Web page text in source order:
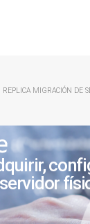
REPLICA MIGRACIÓN DE